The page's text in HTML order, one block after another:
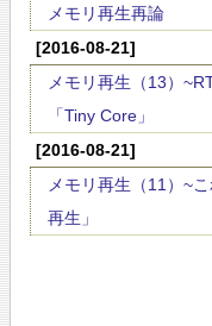
メモリ再生再論
[2016-08-21]
メモリ再生（13）
「Tiny Core」
[2016-08-21]
メモリ再生（11）~
再生」